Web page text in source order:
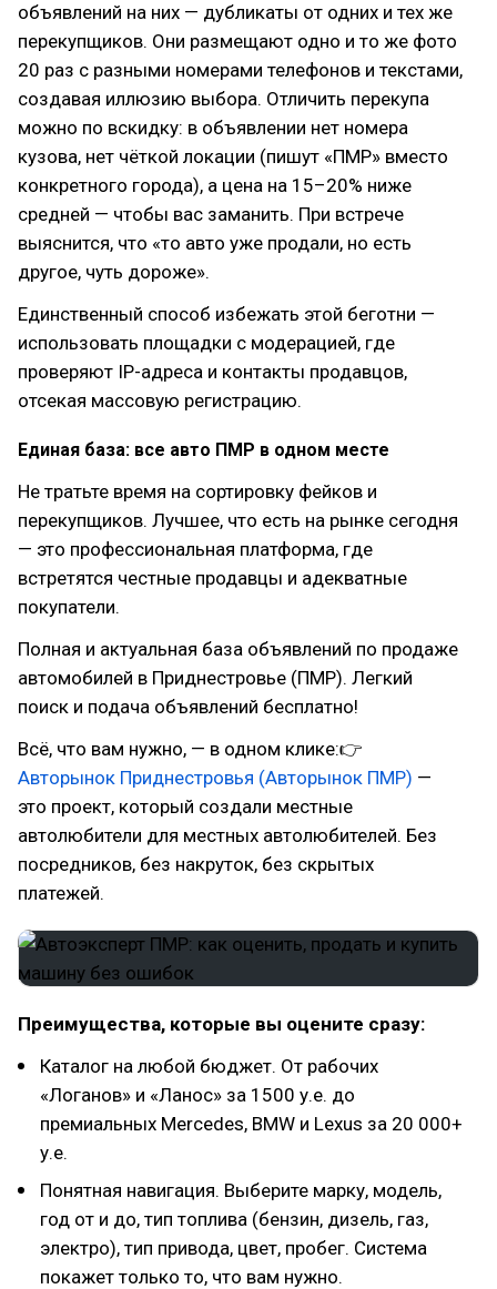
объявлений на них — дубликаты от одних и тех же
перекупщиков. Они размещают одно и то же фото
20 раз с разными номерами телефонов и текстами,
создавая иллюзию выбора. Отличить перекупа
можно по вскидку: в объявлении нет номера
кузова, нет чёткой локации (пишут «ПМР» вместо
конкретного города), а цена на 15–20% ниже
средней — чтобы вас заманить. При встрече
выяснится, что «то авто уже продали, но есть
другое, чуть дороже».
Единственный способ избежать этой беготни —
использовать площадки с модерацией, где
проверяют IP-адреса и контакты продавцов,
отсекая массовую регистрацию.
Единая база: все авто ПМР в одном месте
Не тратьте время на сортировку фейков и
перекупщиков. Лучшее, что есть на рынке сегодня
— это профессиональная платформа, где
встретятся честные продавцы и адекватные
покупатели.
Полная и актуальная база объявлений по продаже
автомобилей в Приднестровье (ПМР). Легкий
поиск и подача объявлений бесплатно!
Всё, что вам нужно, — в одном клике:👉
Авторынок Приднестровья (Авторынок ПМР) —
это проект, который создали местные
автолюбители для местных автолюбителей. Без
посредников, без накруток, без скрытых
платежей.
Преимущества, которые вы оцените сразу:
Каталог на любой бюджет. От рабочих
«Логанов» и «Ланос» за 1500 у.е. до
премиальных Mercedes, BMW и Lexus за 20 000+
у.е.
Понятная навигация. Выберите марку, модель,
год от и до, тип топлива (бензин, дизель, газ,
электро), тип привода, цвет, пробег. Система
покажет только то, что вам нужно.